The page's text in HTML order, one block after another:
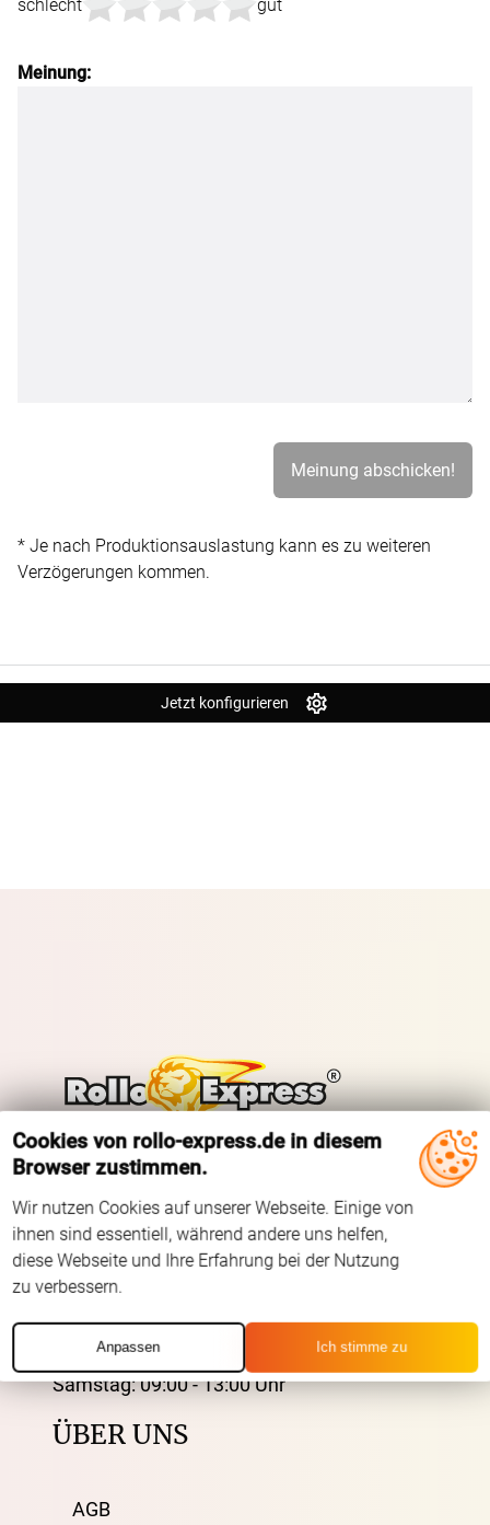
schlecht gut
Meinung:
* Je nach Produktionsauslastung kann es zu weiteren
Verzögerungen kommen.
Jetzt konfigurieren
Cookies von rollo-express.de in diesem
Browser zustimmen.
Wir nutzen Cookies auf unserer Webseite. Einige von
ihnen sind essentiell, während andere uns helfen,
diese Webseite und Ihre Erfahrung bei der Nutzung
zu verbessern.
Anpassen Ich stimme zu
Tel.: +49 (0) 3721 395312
Fax.: +41 (0) 3721 395333
Mail: shop@rolloexpress.com
Montag - Freitag: 08:00 - 19:00 Uhr
Samstag: 09:00 - 13:00 Uhr
ÜBER UNS
AGB